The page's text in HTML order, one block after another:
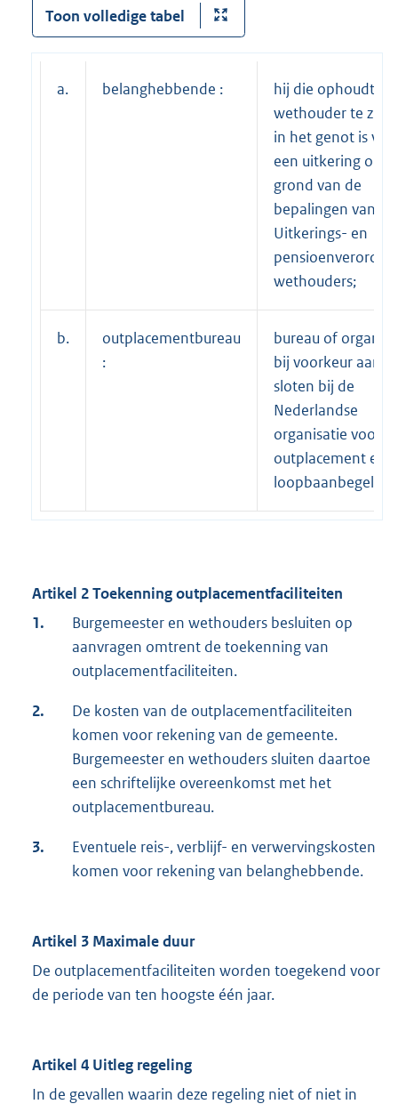
Toon volledige tabel
a. belanghebbende :
hij die ophoudt
wethouder te zijn
in het genot is van
een uitkering op
grond van de
bepalingen van de
Uitkerings- en
wethouders;
b.
outplacementbureau
:
bureau of
bij voorkeur
sloten bij de
Nederlandse
organisatie voor
outplacement en
Artikel 2 Toekenning outplacementfaciliteiten
1.
Burgemeester en wethouders besluiten op
aanvragen omtrent de toekenning van
outplacementfaciliteiten.
2.
De kosten van de outplacementfaciliteiten
komen voor rekening van de gemeente.
Burgemeester en wethouders sluiten daartoe
een schriftelijke overeenkomst met het
outplacementbureau.
3.
Eventuele reis-, verblijf- en verwervingskosten
komen voor rekening van belanghebbende.
Artikel 3 Maximale duur
De outplacementfaciliteiten worden toegekend voor
de periode van ten hoogste één jaar.
Artikel 4 Uitleg regeling
In de gevallen waarin deze regeling niet of niet in